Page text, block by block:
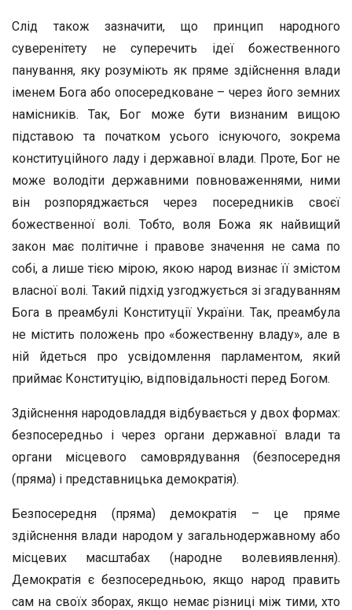
Слід також зазначити, що принцип народного
суверенітету не суперечить ідеї божественного
панування, яку розуміють як пряме здійснення влади
іменем Бога або опосередковане – через його земних
намісників. Так, Бог може бути визнаним вищою
підставою та початком усього існуючого, зокрема
конституційного ладу і державної влади. Проте, Бог не
може володіти державними повноваженнями, ними
він розпоряджається через посередників своєї
божественної волі. Тобто, воля Божа як найвищий
закон має політичне і правове значення не сама по
собі, а лише тією мірою, якою народ визнає її змістом
власної волі. Такий підхід узгоджується зі згадуванням
Бога в преамбулі Конституції України. Так, преамбула
не містить положень про «божественну владу», але в
ній йдеться про усвідомлення парламентом, який
приймає Конституцію, відповідальності перед Богом.
Здійснення народовладдя відбувається у двох формах:
безпосередньо і через органи державної влади та
органи місцевого самоврядування (безпосередня
(пряма) і представницька демократія).
Безпосередня (пряма) демократія – це пряме
здійснення влади народом у загальнодержавному або
місцевих масштабах (народне волевиявлення).
Демократія є безпосередньою, якщо народ править
сам на своїх зборах, якщо немає різниці між тими, хто